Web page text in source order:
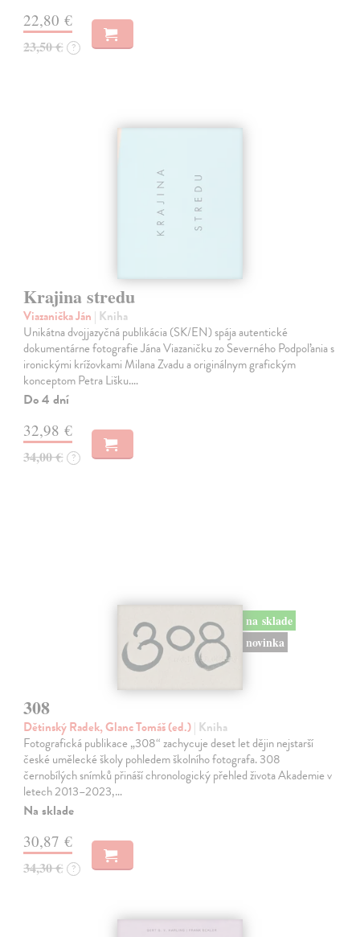
22,80 €
23,50 € ?
Krajina stredu
Viazanička Ján | Kniha
Unikátna dvojjazyčná publikácia (SK/EN) spája autentické
dokumentárne fotografie Jána Viazaničku zo Severného Podpoľania s
ironickými krížovkami Milana Zvadu a originálnym grafickým
konceptom Petra Lišku.…
Do 4 dní
32,98 €
34,00 € ?
na sklade
novinka
308
Dětinský Radek, Glanc Tomáš (ed.)| Kniha
Fotografická publikace „308“ zachycuje deset let dějin nejstarší
české umělecké školy pohledem školního fotografa. 308
černobílých snímků přináší chronologický přehled života Akademie v
letech 2013–2023,…
Na sklade
30,87 €
34,30 € ?